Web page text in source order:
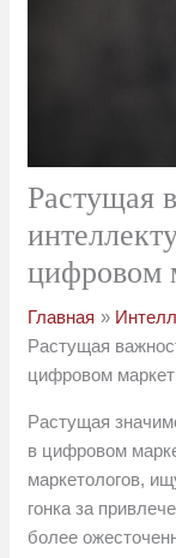
Растущая
цифровом
Главная
Растущая
цифровом
Растущая
в цифровом
маркетологов,
гонка за
более